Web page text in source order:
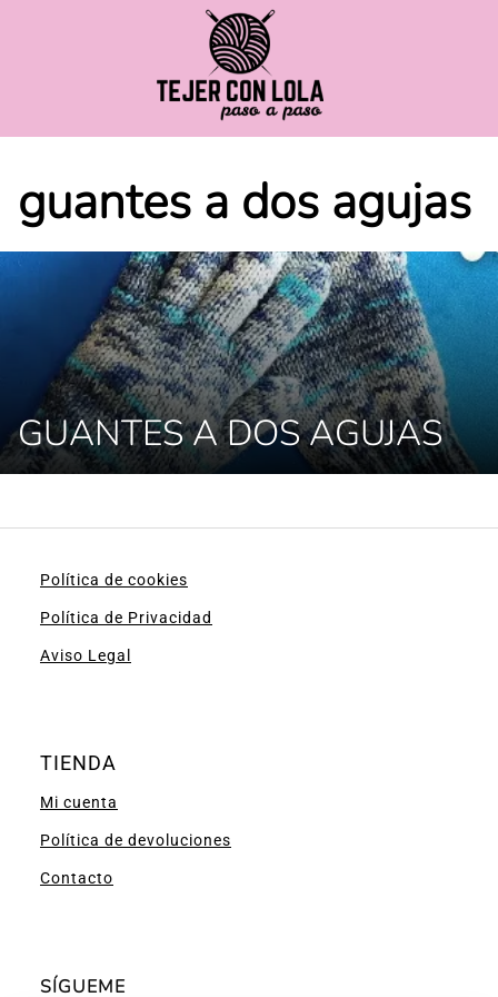
guantes a dos agujas
GUANTES A DOS AGUJAS
Política de cookies
Política de Privacidad
Aviso Legal
TIENDA
Mi cuenta
Política de devoluciones
Contacto
SÍGUEME